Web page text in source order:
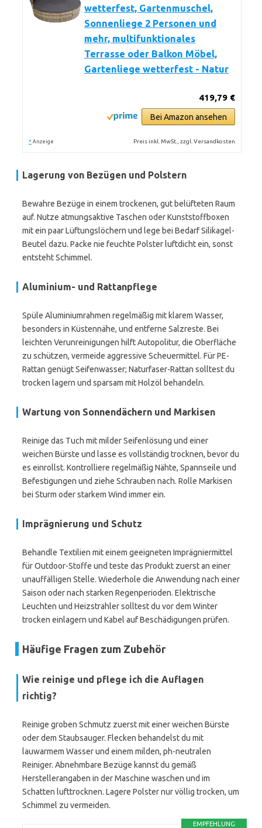
wetterfest, Gartenmuschel,
Sonnenliege 2 Personen und
mehr, multifunktionales
Terrasse oder Balkon Möbel,
Gartenliege wetterfest - Natur
419,79 €
Bei Amazon ansehen
* Anzeige Preis inkl. MwSt., zzgl. Versandkosten
Lagerung von Bezügen und Polstern
Bewahre Bezüge in einem trockenen, gut belüfteten Raum
auf. Nutze atmungsaktive Taschen oder Kunststoffboxen
mit ein paar Lüftungslöchern und lege bei Bedarf Silikagel-
Beutel dazu. Packe nie feuchte Polster luftdicht ein, sonst
entsteht Schimmel.
Aluminium- und Rattanpflege
Spüle Aluminiumrahmen regelmäßig mit klarem Wasser,
besonders in Küstennähe, und entferne Salzreste. Bei
leichten Verunreinigungen hilft Autopolitur, die Oberfläche
zu schützen, vermeide aggressive Scheuermittel. Für PE-
Rattan genügt Seifenwasser; Naturfaser-Rattan solltest du
trocken lagern und sparsam mit Holzöl behandeln.
Wartung von Sonnendächern und Markisen
Reinige das Tuch mit milder Seifenlösung und einer
weichen Bürste und lasse es vollständig trocknen, bevor du
es einrollst. Kontrolliere regelmäßig Nähte, Spannseile und
Befestigungen und ziehe Schrauben nach. Rolle Markisen
bei Sturm oder starkem Wind immer ein.
Imprägnierung und Schutz
Behandle Textilien mit einem geeigneten Imprägniermittel
für Outdoor-Stoffe und teste das Produkt zuerst an einer
unauffälligen Stelle. Wiederhole die Anwendung nach einer
Saison oder nach starken Regenperioden. Elektrische
Leuchten und Heizstrahler solltest du vor dem Winter
trocken einlagern und Kabel auf Beschädigungen prüfen.
Häufige Fragen zum Zubehör
Wie reinige und pflege ich die Auflagen
richtig?
Reinige groben Schmutz zuerst mit einer weichen Bürste
oder dem Staubsauger. Flecken behandelst du mit
lauwarmem Wasser und einem milden, ph-neutralen
Reiniger. Abnehmbare Bezüge kannst du gemäß
Herstellerangaben in der Maschine waschen und im
Schatten lufttrocknen. Lagere Polster nur völlig trocken, um
Schimmel zu vermeiden.
EMPFEHLUNG